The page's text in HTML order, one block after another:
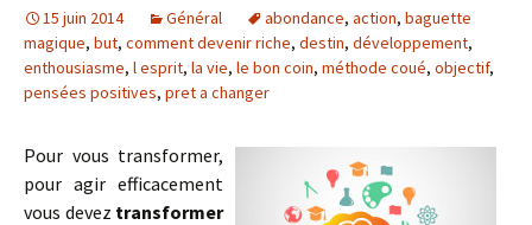
15 juin 2014 Général abondance, action, baguette
magique, but, comment devenir riche, destin, développement,
enthousiasme, l esprit, la vie, le bon coin, méthode coué, objectif,
pensées positives, pret a changer
Pour vous transformer,
pour agir efficacement
vous devez transformer